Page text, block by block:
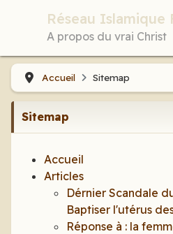
Réseau Islamique
A propos du vrai Christ
Accueil Sitemap
Sitemap
Accueil
Articles
Dérnier Scandale
Baptiser l'utérus
Réponse à : la